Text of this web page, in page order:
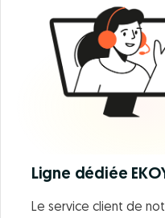
Ligne dédiée
Le service client de